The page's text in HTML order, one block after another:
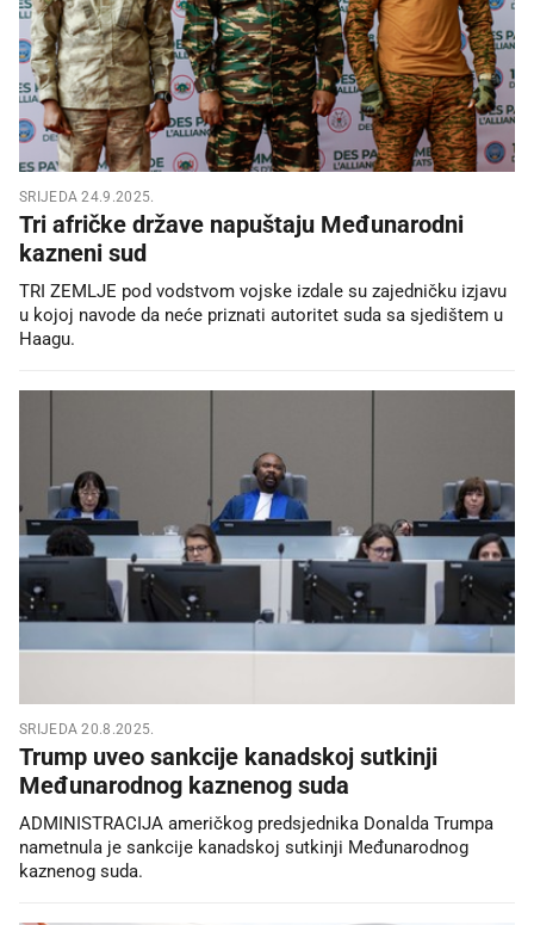
SRIJEDA 24.9.2025.
Tri afričke države napuštaju Međunarodni
kazneni sud
TRI ZEMLJE pod vodstvom vojske izdale su zajedničku izjavu
u kojoj navode da neće priznati autoritet suda sa sjedištem u
Haagu.
SRIJEDA 20.8.2025.
Trump uveo sankcije kanadskoj sutkinji
Međunarodnog kaznenog suda
ADMINISTRACIJA američkog predsjednika Donalda Trumpa
nametnula je sankcije kanadskoj sutkinji Međunarodnog
kaznenog suda.